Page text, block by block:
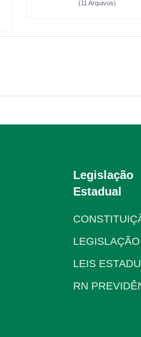
(11 Arquivos)
Legislação
Estadual
LEIS
RN